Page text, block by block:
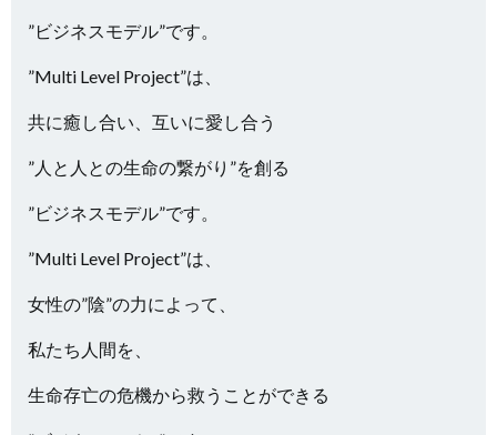
”ビジネスモデル”です。
”Multi Level Project”は、
共に癒し合い、互いに愛し合う
”人と人との生命の繋がり”を創る
”ビジネスモデル”です。
”Multi Level Project”は、
女性の”陰”の力によって、
私たち人間を、
生命存亡の危機から救うことができる